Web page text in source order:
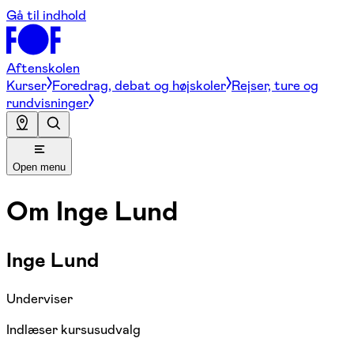
Gå til indhold
Aftenskolen
Kurser Foredrag, debat og højskoler Rejser, ture og
rundvisninger
Open menu
Om Inge Lund
Inge Lund
Underviser
Indlæser kursusudvalg